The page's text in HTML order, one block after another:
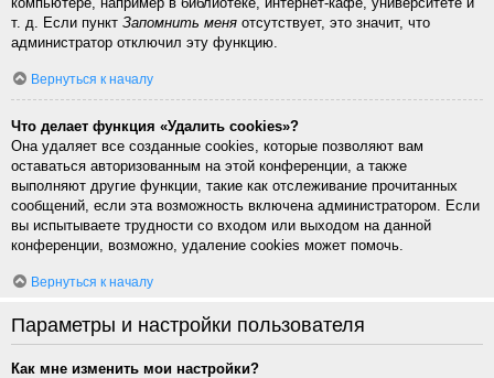
т. д. Если пункт Запомнить меня отсутствует, это значит, что
администратор отключил эту функцию.
Вернуться к началу
Что делает функция «Удалить cookies»?
Она удаляет все созданные cookies, которые позволяют вам
оставаться авторизованным на этой конференции, а также
выполняют другие функции, такие как отслеживание прочитанных
сообщений, если эта возможность включена администратором. Если
вы испытываете трудности со входом или выходом на данной
конференции, возможно, удаление cookies может помочь.
Вернуться к началу
Параметры и настройки пользователя
Как мне изменить мои настройки?